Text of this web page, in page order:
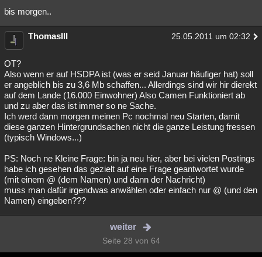
bis morgen..
ThomasIII 25.05.2011 um 02:32
OT?
Also wenn er auf HSDPA ist (was er seid Januar häufiger hat) soll
er angeblich bis zu 3,6 Mb schaffen... Allerdings sind wir hir dierekt
auf dem Lande (16.000 Einwohner) Also Camen Funktioniert ab
und zu aber das ist immer so ne Sache.
Ich werd dann morgen meinen Pc nochmal neu Starten, damit
diese ganzen Hintergrundsachen nicht die ganze Leistung fressen
(typisch Windows...)
PS: Noch ne Kleine Frage: bin ja neu hier, aber bei vielen Postings
habe ich gesehen das gezielt auf eine Frage geantwortet wurde
(mit einem @ (dem Namen) und dann der Nachricht)
muss man dafür irgendwas anwählen oder einfach nur @ (und den
Namen) eingeben???
weiter
Seite 28 von 64